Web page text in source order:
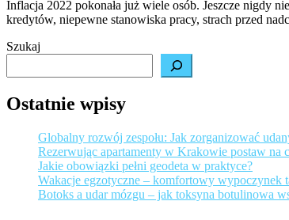
Inflacja 2022 pokonała już wiele osób. Jeszcze nigdy
kredytów, niepewne stanowiska pracy, strach przed
Szukaj
Ostatnie wpisy
Globalny rozwój zespołu: Jak zorganizować
Rezerwując apartamenty w Krakowie postaw na
Jakie obowiązki pełni geodeta w praktyce?
Wakacje egzotyczne – komfortowy wypoczynek
Botoks a udar mózgu – jak toksyna botulinowa